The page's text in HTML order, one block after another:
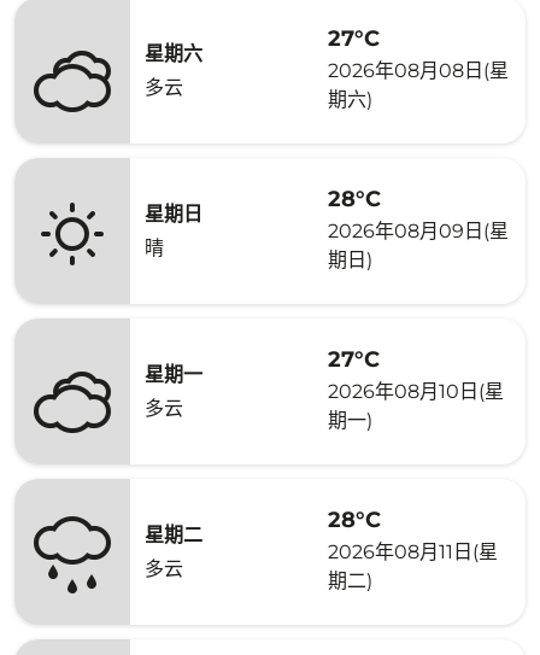
星期六
多云
27°C
2026年08月08日(星
期六)
星期日
晴
28°C
2026年08月09日(星
期日)
星期一
多云
27°C
2026年08月10日(星
期一)
星期二
多云
28°C
2026年08月11日(星
期二)